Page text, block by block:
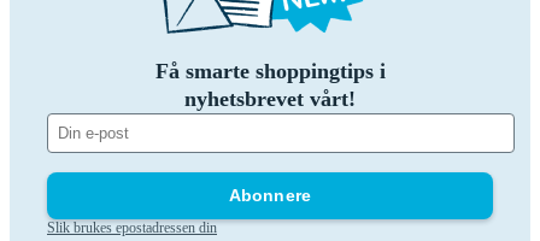
Få smarte shoppingtips i
nyhetsbrevet vårt!
Abonnere
Slik brukes epostadressen din